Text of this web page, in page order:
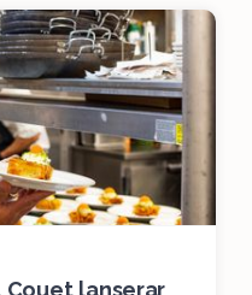
Couet lanserar